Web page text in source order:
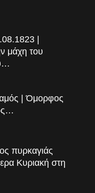
|
μάχη του
| Όμορφος
πυρκαγιάς
Κυριακή στη